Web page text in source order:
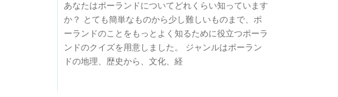
あなたはポーランドについてどれくらい知っています
か？ とても簡単なものから少し難しいものまで、ポ
ーランドのことをもっとよく知るために役立つポーラ
ンドのクイズを用意しました。 ジャンルはポーラン
ドの地理、歴史から、文化、経